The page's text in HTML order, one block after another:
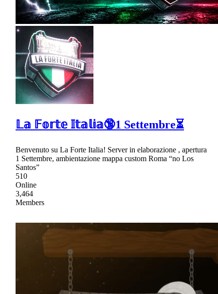
𝕃𝕒 𝔽𝕠𝕣𝕥𝕖 𝕀𝕥𝕒𝕝𝕚𝕒🔞1 Settembre⏳
Benvenuto su La Forte Italia! Server in elaborazione , apertura
1 Settembre, ambientazione mappa custom Roma “no Los
Santos”
510
Online
3,464
Members